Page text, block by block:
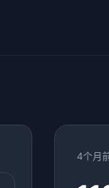
4个月